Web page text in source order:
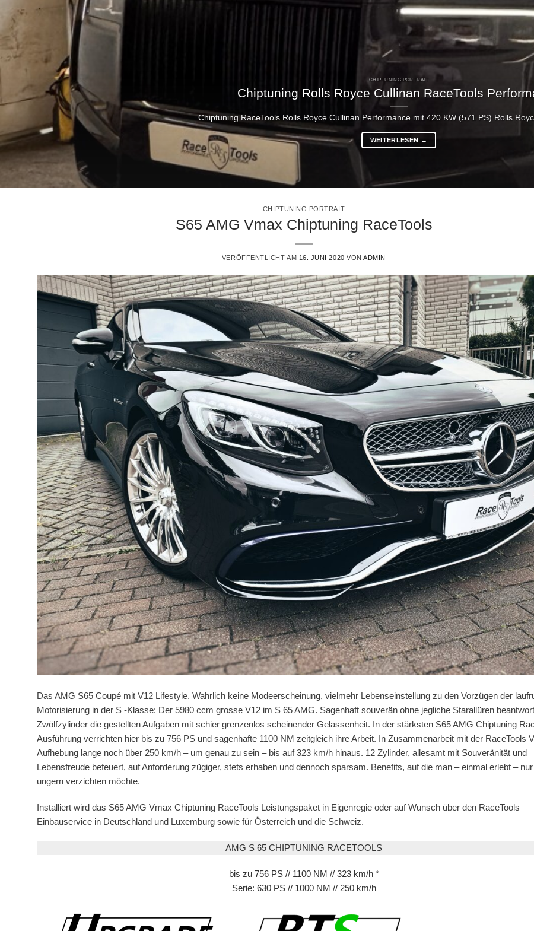
CHIPTUNING PORTRAIT
Chiptuning Rolls Royce Cullinan RaceTools
Chiptuning RaceTools Rolls Royce Cullinan Performance mit 420 KW (571 PS) Rolls
WEITERLESEN →
CHIPTUNING PORTRAIT
S65 AMG Vmax Chiptuning RaceTools
VERÖFFENTLICHT AM 16. JUNI 2020 VONADMIN
Das AMG S65 Coupé mit V12 Lifestyle. Wahrlich keine Modeerscheinung, vielmehr Lebenseinstellung zu den Vorzügen der
Motorisierung in der S -Klasse: Der 5980 ccm grosse V12 im S 65 AMG. Sagenhaft souverän ohne jegliche Starallüren
Zwölfzylinder die gestellten Aufgaben mit schier grenzenlos scheinender Gelassenheit. In der stärksten S65 AMG Chiptuning
Ausführung verrichten hier bis zu 756 PS und sagenhafte 1100 NM zeitgleich ihre Arbeit. In Zusammenarbeit mit der RaceTools
Aufhebung lange noch über 250 km/h – um genau zu sein – bis auf 323 km/h hinaus. 12 Zylinder, allesamt mit Souveränität und
Lebensfreude befeuert, auf Anforderung zügiger, stets erhaben und dennoch sparsam. Benefits, auf die man – einmal erlebt –
ungern verzichten möchte.
Installiert wird das S65 AMG Vmax Chiptuning RaceTools Leistungspaket in Eigenregie oder auf Wunsch über den RaceTools
Einbauservice in Deutschland und Luxemburg sowie für Österreich und die Schweiz.
AMG S 65 CHIPTUNING RACETOOLS
bis zu 756 PS // 1100 NM // 323 km/h *
Serie: 630 PS // 1000 NM // 250 km/h